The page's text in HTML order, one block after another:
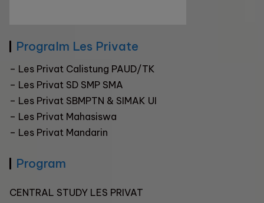
Progralm Les Private
– Les Privat Calistung PAUD/TK
– Les Privat SD SMP SMA
– Les Privat SBMPTN & SIMAK UI
– Les Privat Mahasiswa
– Les Privat Mandarin
Program
CENTRAL STUDY LES PRIVAT